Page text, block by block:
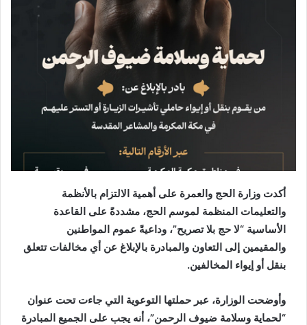
أكدت وزارة الحج والعمرة على أهمية الالتزام بالأنظمة
والتعليمات المنظمة لموسم الحج، مشددةً على القاعدة
الأساسية “لا حج بلا تصريح”، وداعيةً عموم المواطنين
والمقيمين إلى التعاون والمبادرة بالإبلاغ عن أي مخالفات تتعلق
بنقل أو إيواء المخالفين.
وأوضحت الوزارة، عبر حملتها التوعوية التي جاءت تحت عنوان
“لحماية وسلامة ضيوف الرحمن”، أنه يجب على الجميع المبادرة